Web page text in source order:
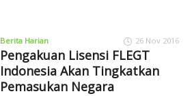
Berita Harian 26 Nov 2016
Pengakuan Lisensi FLEGT
Indonesia Akan Tingkatkan
Pemasukan Negara